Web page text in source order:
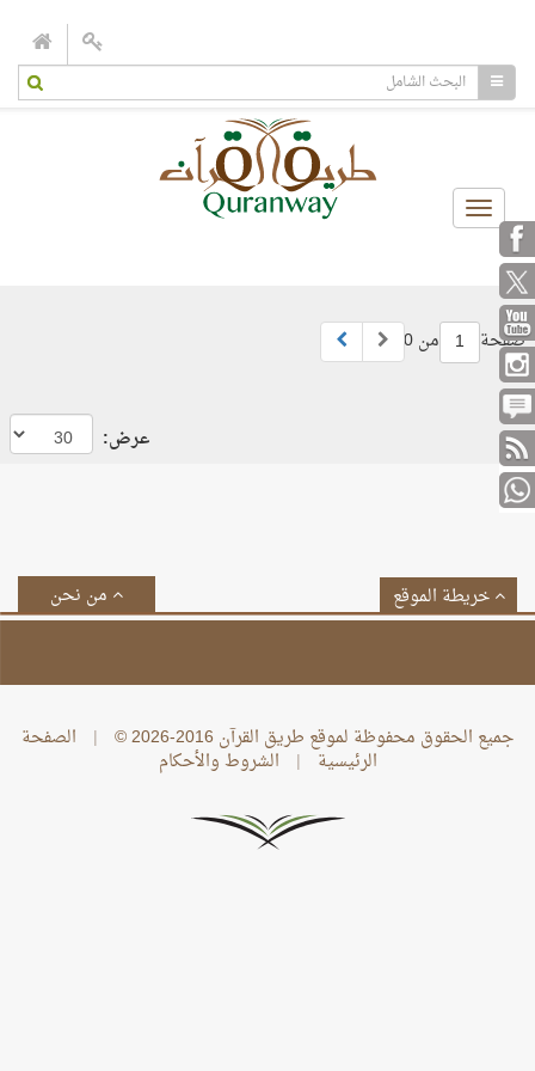
Toggle
navigation
صفحة 1 من 0
عرض:
من نحن خريطة الموقع
جميع الحقوق محفوظة لموقع طريق القرآن 2016-2026 © | الصفحة
الرئيسية | الشروط والأحكام